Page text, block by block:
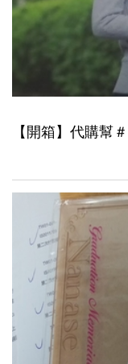
【開箱】代購幫